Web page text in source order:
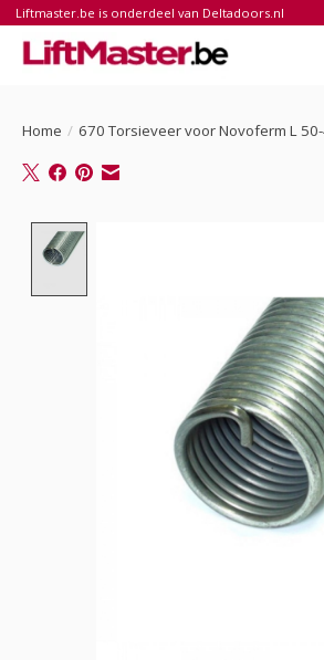
Liftmaster.be is onderdeel van Deltadoors.nl
Home / 670 Torsieveer voor Novoferm L